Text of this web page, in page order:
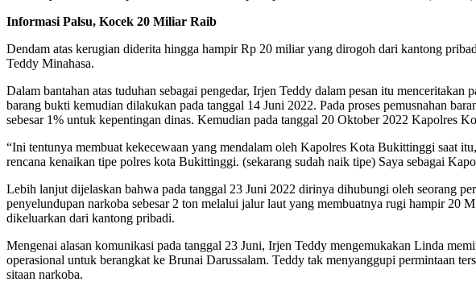
Informasi Palsu, Kocek 20 Miliar Raib
Dendam atas kerugian diderita hingga hampir Rp 20 miliar yang dirogoh dari kantong
Teddy Minahasa.
Dalam bantahan atas tuduhan sebagai pengedar, Irjen Teddy dalam pesan itu
barang bukti kemudian dilakukan pada tanggal 14 Juni 2022. Pada proses pemusnahan
sebesar 1% untuk kepentingan dinas. Kemudian pada tanggal 20 Oktober 2022 Kapolres
“Ini tentunya membuat kekecewaan yang mendalam oleh Kapolres Kota Bukittinggi saat
rencana kenaikan tipe polres kota Bukittinggi. (sekarang sudah naik tipe) Saya sebagai
Lebih lanjut dijelaskan bahwa pada tanggal 23 Juni 2022 dirinya dihubungi oleh seorang
penyelundupan narkoba sebesar 2 ton melalui jalur laut yang membuatnya rugi hampir 20
dikeluarkan dari kantong pribadi.
Mengenai alasan komunikasi pada tanggal 23 Juni, Irjen Teddy mengemukakan Linda
operasional untuk berangkat ke Brunai Darussalam. Teddy tak menyanggupi permintaan
sitaan narkoba.